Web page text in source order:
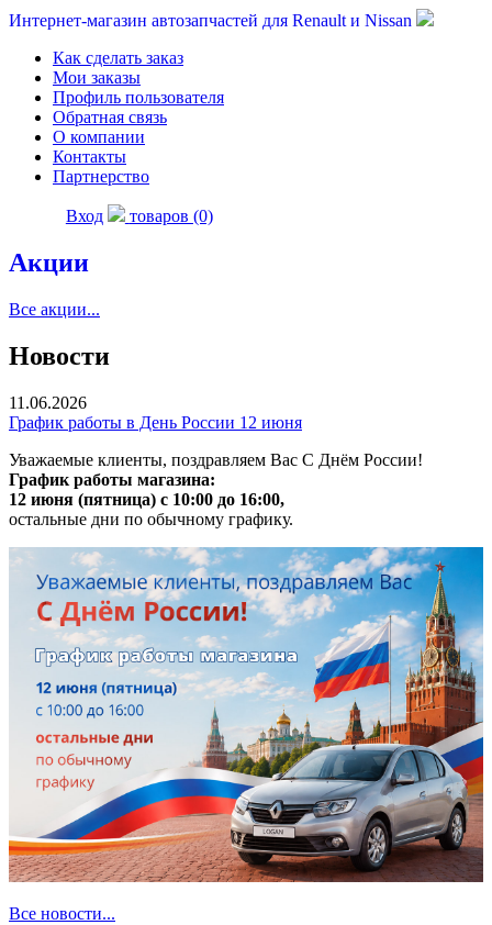
Интернет-магазин автозапчастей для Renault и Nissan
Как сделать заказ
Мои заказы
Профиль пользователя
Обратная связь
О компании
Контакты
Партнерство
Вход товаров (0)
Акции
Все акции...
Новости
11.06.2026
График работы в День России 12 июня
Уважаемые клиенты, поздравляем Вас С Днём России!
График работы магазина:
12 июня (пятница) с 10:00 до 16:00,
остальные дни по обычному графику.
Все новости...